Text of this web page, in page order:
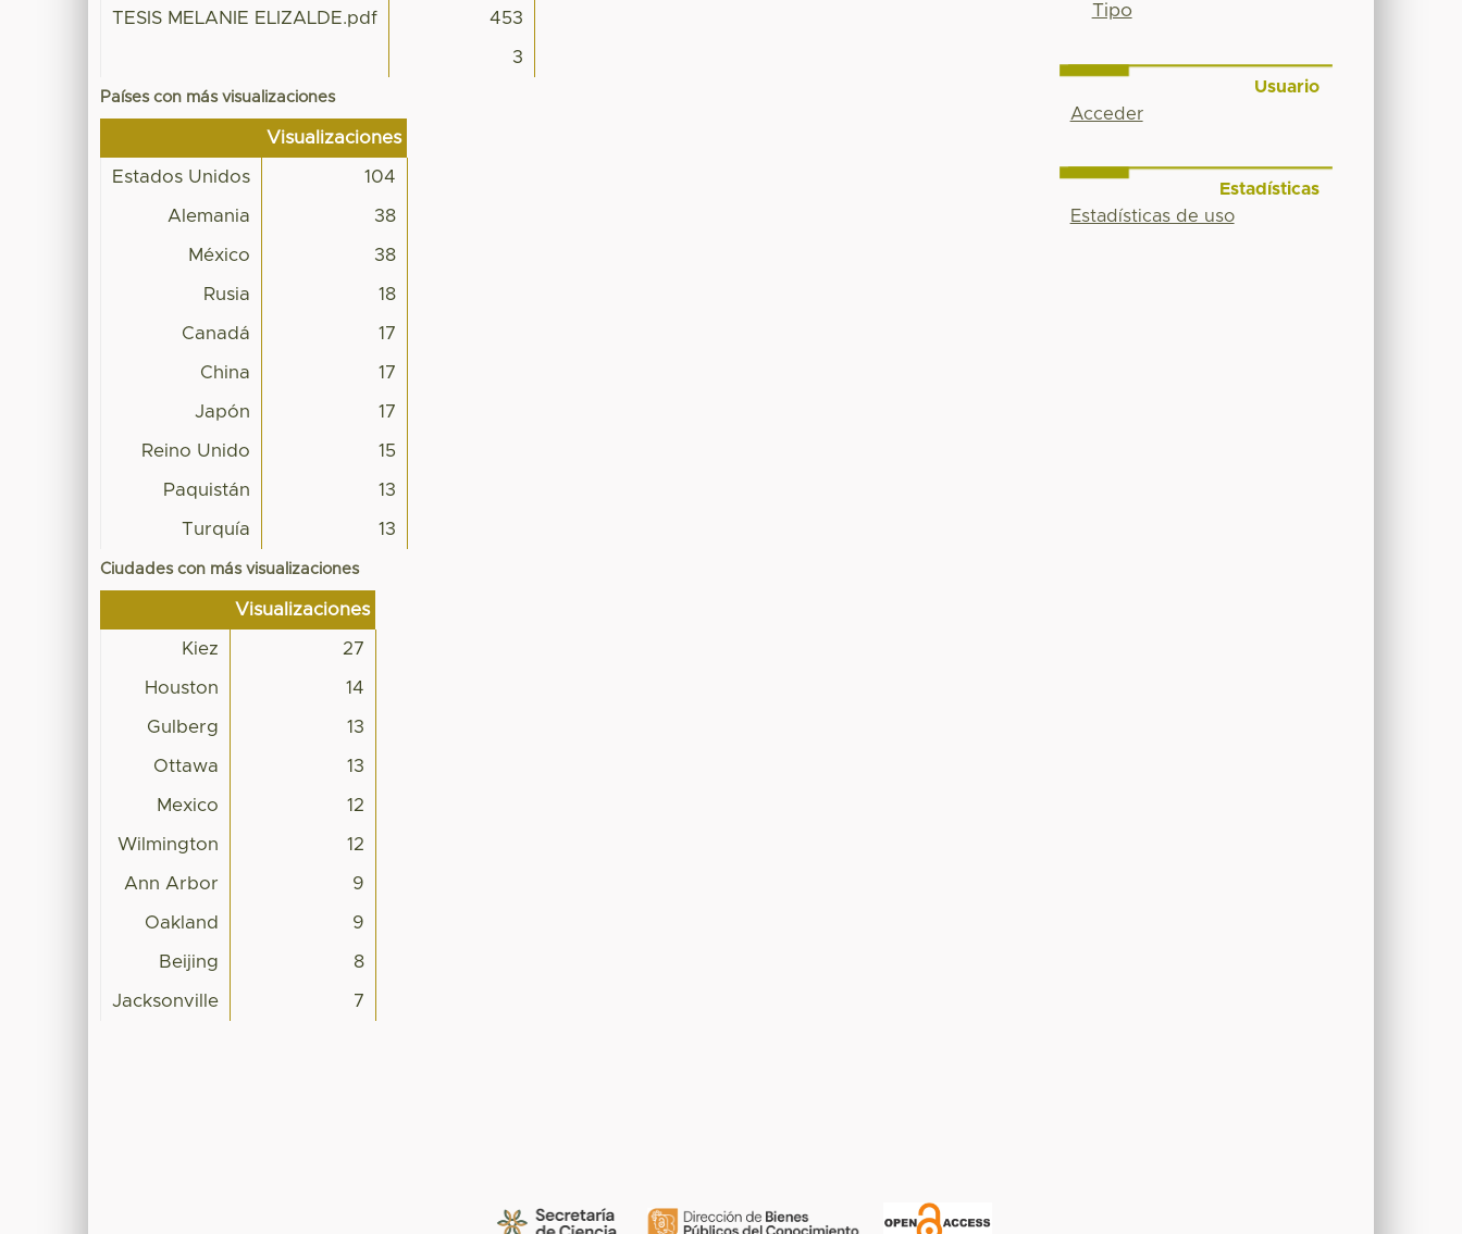
TESIS MELANIE ELIZALDE.pdf 453
3
Países con más visualizaciones
Visualizaciones
Estados Unidos 104
Alemania 38
México 38
Rusia 18
Canadá 17
China 17
Japón 17
Reino Unido 15
Paquistán 13
Turquía 13
Ciudades con más visualizaciones
Visualizaciones
Kiez 27
Houston 14
Gulberg 13
Ottawa 13
Mexico 12
Wilmington 12
Ann Arbor 9
Oakland 9
Beijing 8
Jacksonville 7
Tipo
Usuario
Acceder
Estadísticas
Estadísticas de uso